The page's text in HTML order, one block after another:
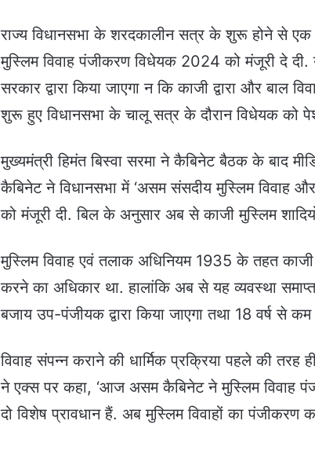
राज्य विधानसभा के शरदकालीन सत्र के शुरू होने से
मुस्लिम विवाह पंजीकरण विधेयक 2024 को मंजूरी दे
सरकार द्वारा किया जाएगा न कि काजी द्वारा और बाल
शुरू हुए विधानसभा के चालू सत्र के दौरान विधेयक को
मुख्यमंत्री हिमंत बिस्वा सरमा ने कैबिनेट बैठक के बाद
कैबिनेट ने विधानसभा में ‘असम संसदीय मुस्लिम
को मंजूरी दी. बिल के अनुसार अब से काजी मुस्लिम
मुस्लिम विवाह एवं तलाक अधिनियम 1935 के तहत
करने का अधिकार था. हालांकि अब से यह व्यवस्था
बजाय उप-पंजीयक द्वारा किया जाएगा तथा 18 वर्ष से
विवाह संपन्न कराने की धार्मिक प्रक्रिया पहले की तरह
ने एक्स पर कहा, ‘आज असम कैबिनेट ने मुस्लिम विवाह
दो विशेष प्रावधान हैं. अब मुस्लिम विवाहों का पंजीकरण